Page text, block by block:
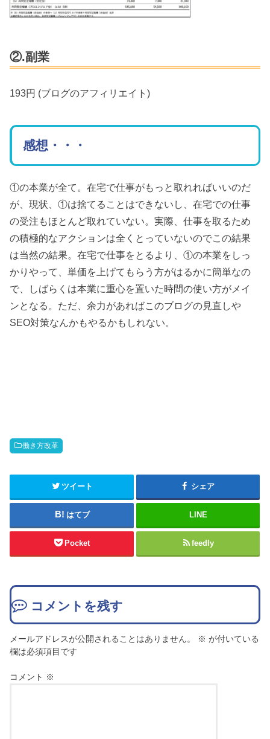
②.副業
193円 (ブログのアフィリエイト)
感想・・・
①の本業が全て。在宅で仕事がもっと取れればいいのだ
が、現状、①は捨てることはできないし、在宅での仕事
の受注もほとんど取れていない。実際、仕事を取るため
の積極的なアクションは全くとっていないのでこの結果
は当然の結果。在宅で仕事をとるより、①の本業をしっ
かりやって、単価を上げてもらう方がはるかに簡単なの
で、しばらくは本業に重心を置いた時間の使い方がメイ
ンとなる。ただ、余力があればこのブログの見直しや
SEO対策なんかもやるかもしれない。
働き方改革
ツイート シェア
はてブ LINE
Pocket feedly
コメントを残す
メールアドレスが公開されることはありません。 ※ が付いている
欄は必須項目です
コメント ※